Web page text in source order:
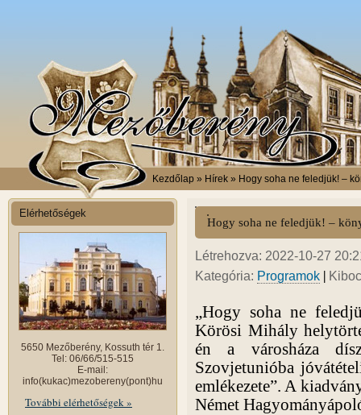
Kezdőlap » Hírek » Hogy soha ne feledjük! –
Elérhetőségek
5650 Mezőberény, Kossuth tér 1.
Tel: 06/66/515-515
E-mail:
info(kukac)mezobereny(pont)hu
További elérhetőségek »
Hogy soha ne feledjük! –
Létrehozva: 2022-10-27
Kategória: Programok |
„Hogy soha ne
Körösi Mihály
én a városháza
Szovjetunióba
emlékezete”. A
Német